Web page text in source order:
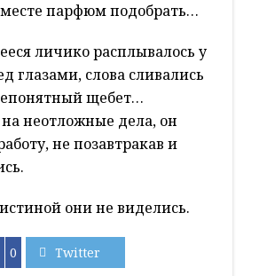
парфюм подобрать…
личико расплывалось у
глазами, слова сливались
щебет…
неотложные дела, он
не позавтракав и
они не виделись.
0 Twitter